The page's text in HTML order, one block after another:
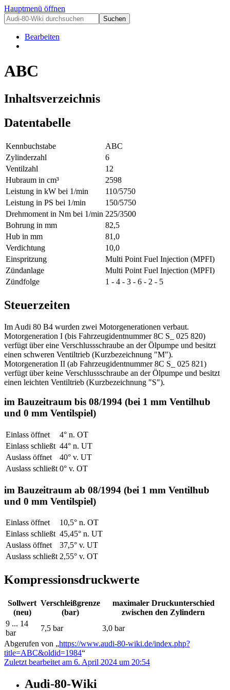
Hauptmenü öffnen
Bearbeiten
ABC
Inhaltsverzeichnis
Datentabelle
Kennbuchstabe
ABC
Zylinderzahl
6
Ventilzahl
12
Hubraum in cm³
2598
Leistung in kW bei 1/min
110/5750
Leistung in PS bei 1/min
150/5750
Drehmoment in Nm bei 1/min 225/3500
Bohrung in mm
82,5
Hub in mm
81,0
Verdichtung
10,0
Einspritzung
Multi Point Fuel Injection (MPFI)
Zündanlage
Multi Point Fuel Injection (MPFI)
Zündfolge
1 - 4 - 3 - 6 - 2 - 5
Steuerzeiten
Im Audi 80 B4 wurden zwei Motorgenerationen verbaut.
Motorgeneration I (bis Fahrzeugidentnummer 8C S_ 025 820)
verfügt über eine Verschlussschraube an der Ölpumpe und besitzt
einen schweren Ventiltrieb (Kurzbezeichnung "M").
Motorgeneration II (ab Fahrzeugidentnummer 8C S_ 025 821)
verfügt über keine Verschlussschraube an der Ölpumpe und besitzt
einen leichten Ventiltrieb (Kurzbezeichnung "S").
im Bauzeitraum bis 08/1994 (bei 1 mm Ventilhub
und 0 mm Ventilspiel)
Einlass öffnet
4° n. OT
Einlass schließt 44° n. UT
Auslass öffnet
40° v. UT
Auslass schließt 0° v. OT
im Bauzeitraum ab 08/1994 (bei 1 mm Ventilhub
und 0 mm Ventilspiel)
Einlass öffnet
10,5° n. OT
Einlass schließt 45,45° n. UT
Auslass öffnet
37,5° v. UT
Auslass schließt 2,55° v. OT
Kompressionsdruckwerte
Sollwert
(neu)
Verschleißgrenze
(bar)
maximaler Druckunterschied
zwischen den Zylindern
9 ... 14
bar
7,5 bar
3,0 bar
Abgerufen von „https://www.audi-80-wiki.de/index.php?
title=ABC&oldid=1984“
Zuletzt bearbeitet am 6. April 2024 um 20:54
Audi-80-Wiki